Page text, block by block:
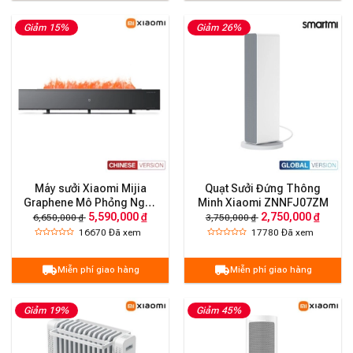
Giảm 15%
Máy sưởi Xiaomi Mijia
Graphene Mô Phỏng Ngọn
Lửa
6,650,000 ₫ 5,590,000 ₫
16670Đã xem
Miễn phí giao hàng
Giảm 26%
Quạt Sưởi Đứng Thông
Minh Xiaomi ZNNFJ07ZM
3,750,000 ₫ 2,750,000 ₫
17780Đã xem
Miễn phí giao hàng
Giảm 19% Giảm 45%